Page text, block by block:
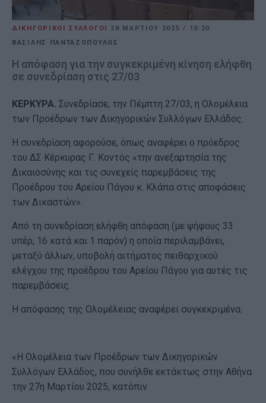
ΔΙΚΗΓΟΡΙΚΟΙ ΣΥΛΛΟΓΟΙ 28 ΜΑΡΤΊΟΥ 2025/
10:20
ΒΑΣΙΛΗΣ ΠΑΝΤΑΖΟΠΟΥΛΟΣ
Η απόφαση για την συγκεκριμένη κίνηση ελήφθη
σε συνεδρίαση στις 27/03
ΚΕΡΚΥΡΑ. Συνεδρίασε, την Πέμπτη 27/03, η Ολομέλεια
των Προέδρων των Δικηγορικών Συλλόγων Ελλάδος.
Η συνεδρίαση αφορούσε, όπως αναφέρει ο πρόεδρος
του ΔΣ Κέρκυρας Γ. Κοντός «την ανεξαρτησία της
Δικαιοσύνης και τις συνεχείς παρεμβάσεις της
Προέδρου του Αρείου Πάγου κ. Κλάπα στις αποφάσεις
των Δικαστών».
Από τη συνεδρίαση ελήφθη απόφαση (με ψήφους 33
υπέρ, 16 κατά και 1 παρόν) η οποία περιλαμβάνει,
μεταξύ άλλων, υποβολή αιτήματος πειθαρχικού
ελέγχου της προέδρου του Αρείου Πάγου για αυτές τις
παρεμβάσεις.
Η απόφασης της Ολομέλειας αναφέρει συγκεκριμένα:
«Η Ολομέλεια των Προέδρων των Δικηγορικών
Συλλόγων Ελλάδος, που συνήλθε εκτάκτως στην Αθήνα
την 27η Μαρτίου 2025, κατόπιν